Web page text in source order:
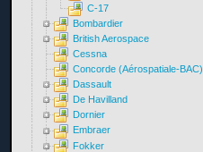
C-17
Bombardier
British Aerospace
Cessna
Concorde (Aérospatiale-BAC)
Dassault
De Havilland
Dornier
Embraer
Fokker